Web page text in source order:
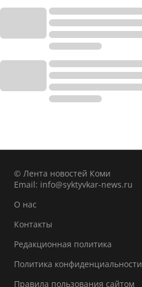
© Лента новостей Коми
Email: info@syktyvkar-news.ru
О нас
Контакты
Редакционная политика
Политика конфиденциальности
Правила пользования сайтом